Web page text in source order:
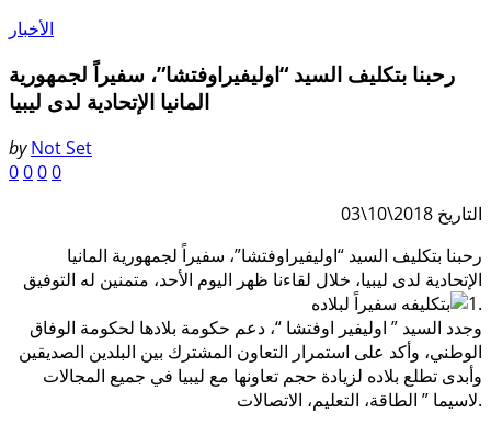
الأخبار
رحبنا بتكليف السيد “اوليفيراوفتشا”، سفيراً لجمهورية
المانيا الإتحادية لدى ليبيا
by Not Set
0000
03\10\2018 التاريخ
رحبنا بتكليف السيد “اوليفيراوفتشا”، سفيراً لجمهورية المانيا
الإتحادية لدى ليبيا، خلال لقاءنا ظهر اليوم الأحد، متمنين له التوفيق
بتكليفه سفيراً لبلاده
.
وجدد السيد ” اوليفير اوفتشا “، دعم حكومة بلادها لحكومة الوفاق
الوطني، وأكد على استمرار التعاون المشترك بين البلدين الصديقين
وأبدى تطلع بلاده لزيادة حجم تعاونها مع ليبيا في جميع المجالات
لاسيما ” الطاقة، التعليم، الاتصالات.